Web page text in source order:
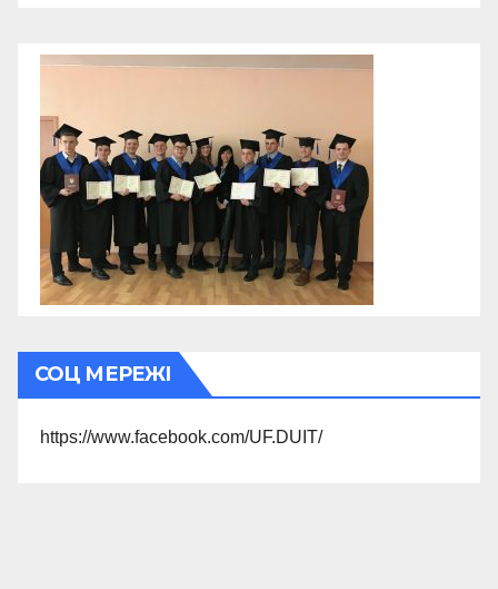
СОЦ МЕРЕЖІ
https://www.facebook.com/UF.DUIT/